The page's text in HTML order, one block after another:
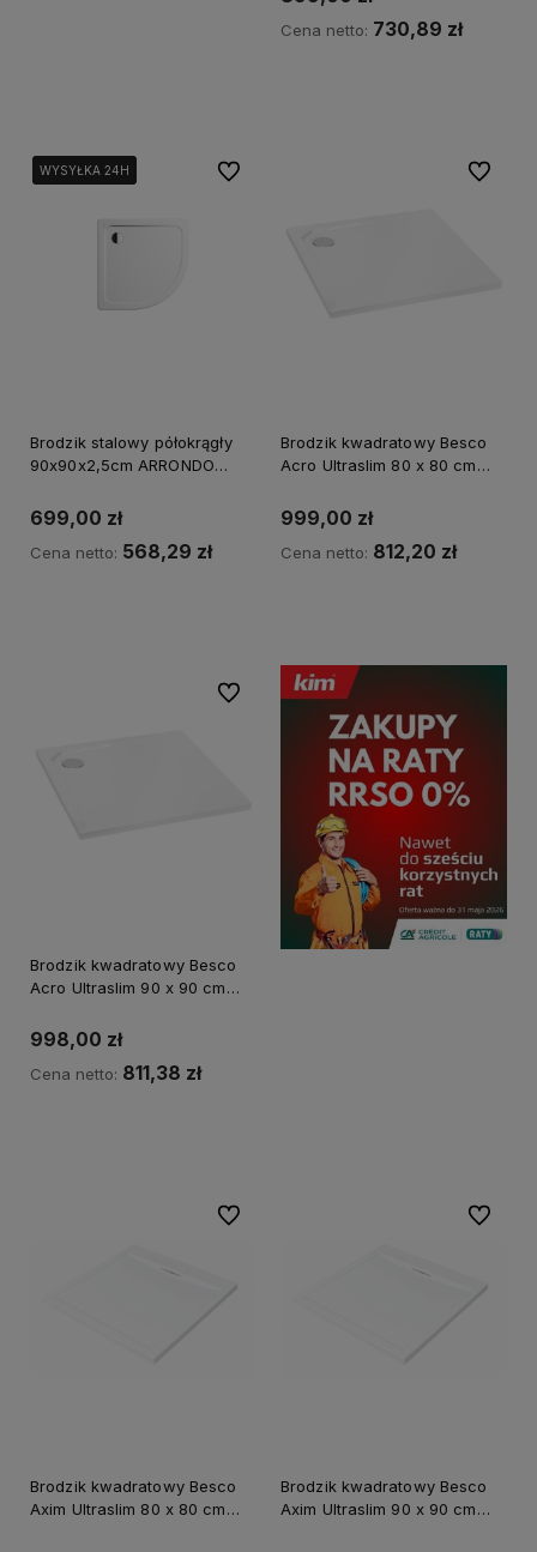
Cena netto: 730,89 zł
WYSYŁKA 24H
WYSYŁKA 24H
WYSYŁKA 24H
Brodzik stalowy półokrągły
90x90x2,5cm ARRONDO
699,00 zł
Cena netto: 568,29 zł
Do ulubionych
Brodzik kwadratowy Besco
Acro Ultraslim 80 x 80 cm
999,00 zł
Cena netto: 812,20 zł
Do
Brodzik kwadratowy Besco
Acro Ultraslim 90 x 90 cm
998,00 zł
Cena netto: 811,38 zł
Do ulubionych
Brodzik kwadratowy Besco
Axim Ultraslim 80 x 80 cm
Do ulubionych
Brodzik kwadratowy Besco
Axim Ultraslim 90 x 90 cm
Do